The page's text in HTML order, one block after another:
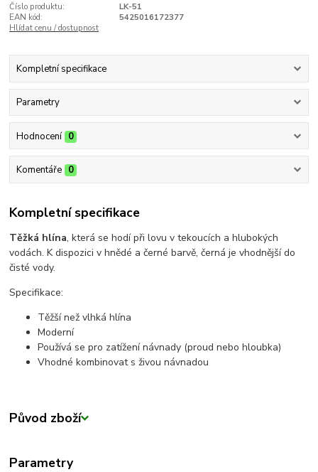
Číslo produktu:
LK-51
EAN kód:
5425016172377
Hlídat cenu / dostupnost
Kompletní specifikace
Parametry
Hodnocení 0
Komentáře 0
Kompletní specifikace
Těžká hlína, která se hodí při lovu v tekoucích a hlubokých
vodách. K dispozici v hnědé a černé barvě, černá je vhodnější do
čisté vody.
Specifikace:
Těžší než vlhká hlína
Moderní
Používá se pro zatížení návnady (proud nebo hloubka)
Vhodné kombinovat s živou návnadou
Původ zboží
Parametry